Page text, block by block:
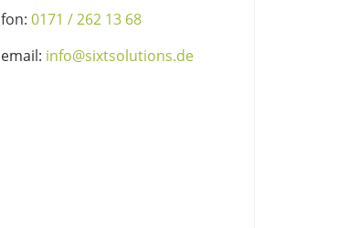
fon: 0171 / 262 13 68
email: info@sixtsolutions.de